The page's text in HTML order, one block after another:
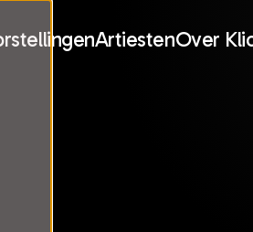
ArtiestenOver